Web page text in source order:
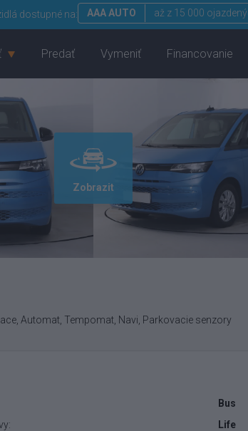
dostupné na: AAA AUTO až z 15 000
Predať Vymeniť Financovanie
Zobrazit
Automat, Tempomat, Navi, Parkovacie senzory
Bus
Life